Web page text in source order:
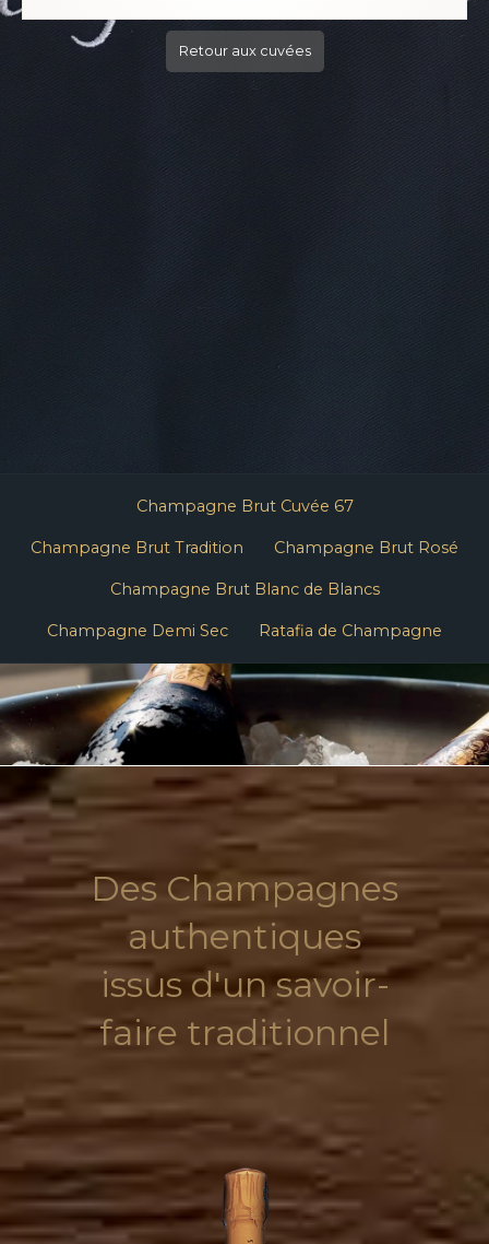
Retour aux cuvées
Champagne Brut Cuvée 67
Champagne Brut Tradition Champagne Brut Rosé
Champagne Brut Blanc de Blancs
Champagne Demi Sec Ratafia de Champagne
Des Champagnes
authentiques
issus d'un savoir-
faire traditionnel